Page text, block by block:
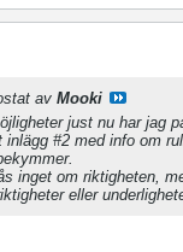
av Mooki
just nu har jag
inlägg #2 med info om
inget om riktigheten,
eller